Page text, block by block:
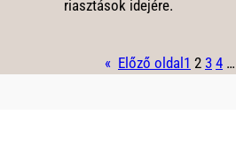
riasztások idejére.
« Előző oldal1 2 3 4 …